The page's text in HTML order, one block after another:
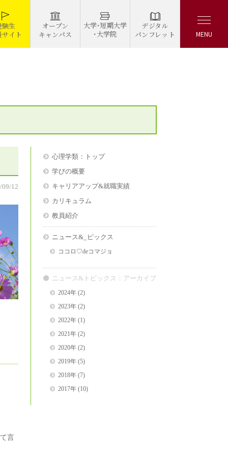
験生
イト
オープン
キャンパス
大学・短期大学
・大学院
デジタル
パンフレット
MENU
09/12
言
心理学類：トップ
学びの概要
キャリアアップ&就職実績
カリキュラム
教員紹介
ニュース&_ピックス
ココロ♡deコマジョ
ニュース&トピックス：アーカイブ
2024年(2)
2023年(2)
2022年(1)
2021年(2)
2020年(2)
2019年(5)
2018年(7)
2017年(10)